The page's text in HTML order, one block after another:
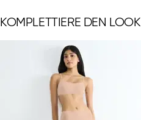
KOMPLETTIERE DEN LOOK